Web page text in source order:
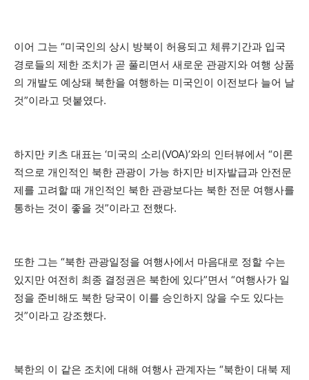
이어 그는 “미국인의 상시 방북이 허용되고 체류기간과 입국
경로들의 제한 조치가 곧 풀리면서 새로운 관광지와 여행 상품
의 개발도 예상돼 북한을 여행하는 미국인이 이전보다 늘어 날
것”이라고 덧붙였다.
하지만 키츠 대표는 ‘미국의 소리(VOA)’와의 인터뷰에서 “이론
적으로 개인적인 북한 관광이 가능 하지만 비자발급과 안전문
제를 고려할 때 개인적인 북한 관광보다는 북한 전문 여행사를
통하는 것이 좋을 것”이라고 전했다.
또한 그는 “북한 관광일정을 여행사에서 마음대로 정할 수는
있지만 여전히 최종 결정권은 북한에 있다”면서 “여행사가 일
정을 준비해도 북한 당국이 이를 승인하지 않을 수도 있다는
것”이라고 강조했다.
북한의 이 같은 조치에 대해 여행사 관계자는 “북한이 대북 제